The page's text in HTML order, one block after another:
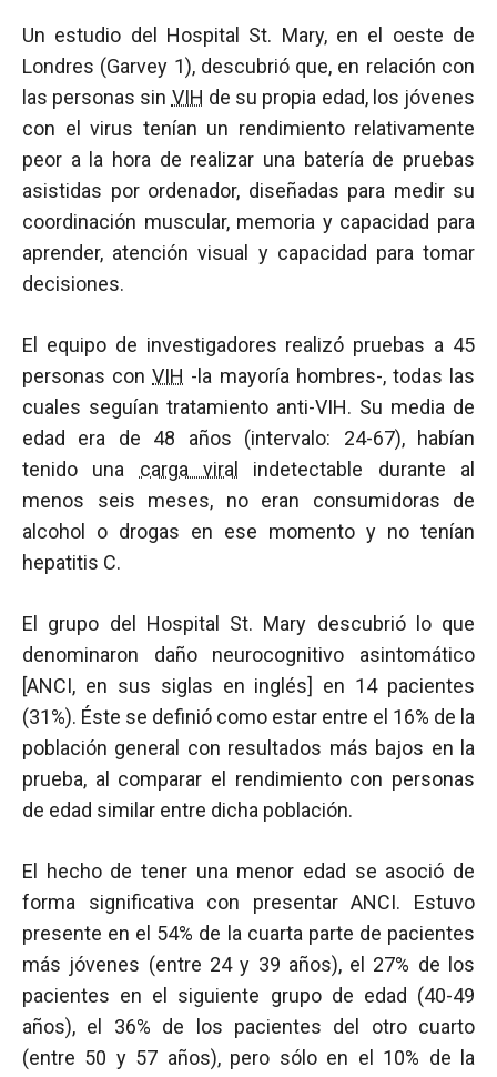
Un estudio del Hospital St. Mary, en el oeste de
Londres (Garvey 1), descubrió que, en relación con
las personas sin VIH de su propia edad, los jóvenes
con el virus tenían un rendimiento relativamente
peor a la hora de realizar una batería de pruebas
asistidas por ordenador, diseñadas para medir su
coordinación muscular, memoria y capacidad para
aprender, atención visual y capacidad para tomar
decisiones.
El equipo de investigadores realizó pruebas a 45
personas conVIH -la mayoría hombres-, todas las
cuales seguían tratamiento anti-VIH. Su media de
edad era de 48 años (intervalo: 24-67), habían
tenido una carga viral
indetectable durante al
menos seis meses, no eran consumidoras de
alcohol o drogas en ese momento y no tenían
hepatitis C.
El grupo del Hospital St. Mary descubrió lo que
denominaron daño neurocognitivo asintomático
[ANCI, en sus siglas en inglés] en 14 pacientes
(31%). Éste se definió como estar entre el 16% de la
población general con resultados más bajos en la
prueba, al comparar el rendimiento con personas
de edad similar entre dicha población.
El hecho de tener una menor edad se asoció de
forma significativa con presentar ANCI. Estuvo
presente en el 54% de la cuarta parte de pacientes
más jóvenes (entre 24 y 39 años), el 27% de los
pacientes en el siguiente grupo de edad (40-49
años), el 36% de los pacientes del otro cuarto
(entre 50 y 57 años), pero sólo en el 10% de la